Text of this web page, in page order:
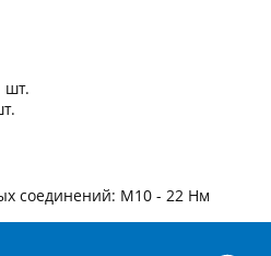
шт.
соединений: М10 - 22 Нм